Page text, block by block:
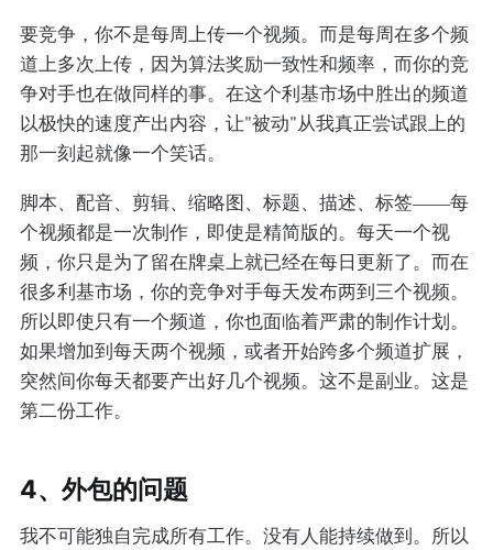
要竞争，你不是每周上传一个视频。而是每周在多个频
道上多次上传，因为算法奖励一致性和频率，而你的竞
争对手也在做同样的事。在这个利基市场中胜出的频道
以极快的速度产出内容，让"被动"从我真正尝试跟上的
那一刻起就像一个笑话。
脚本、配音、剪辑、缩略图、标题、描述、标签——每
个视频都是一次制作，即使是精简版的。每天一个视
频，你只是为了留在牌桌上就已经在每日更新了。而在
很多利基市场，你的竞争对手每天发布两到三个视频。
所以即使只有一个频道，你也面临着严肃的制作计划。
如果增加到每天两个视频，或者开始跨多个频道扩展，
突然间你每天都要产出好几个视频。这不是副业。这是
第二份工作。
4、外包的问题
我不可能独自完成所有工作。没有人能持续做到。所以